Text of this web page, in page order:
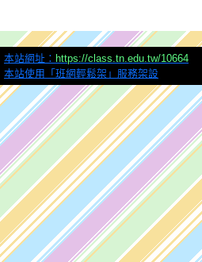
本站網址： https://class.tn.edu.tw/10664
本站使用「班網輕鬆架」服務架設